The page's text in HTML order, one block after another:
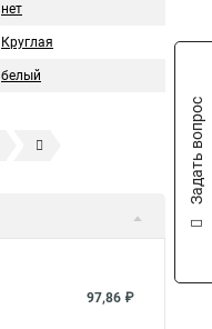
нет
Круглая
белый
97,86 ₽
Задать вопрос